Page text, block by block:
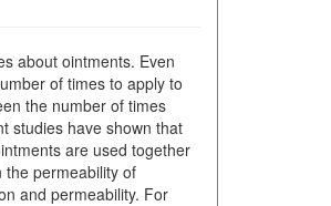
about ointments. Even
of times to apply to
the number of times
studies have shown that
are used together
the permeability of
and permeability. For